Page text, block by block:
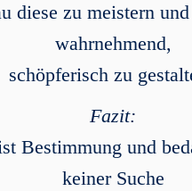
diese zu meistern
wahrnehmend,
schöpferisch zu
Fazit:
Bestimmung und
keiner Suche